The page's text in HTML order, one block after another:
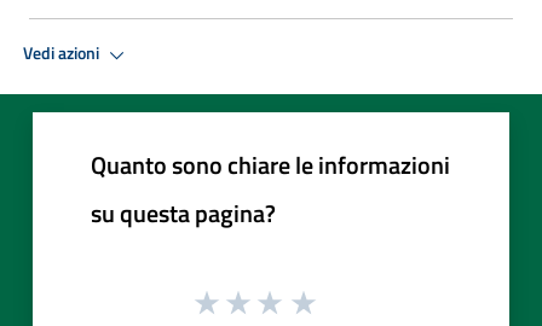
Vedi azioni
Quanto sono chiare le informazioni
su questa pagina?